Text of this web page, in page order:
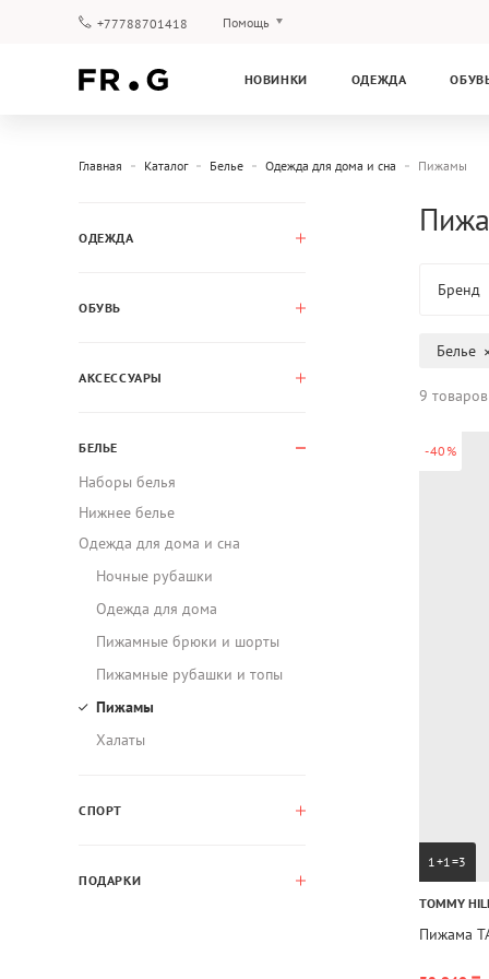
+77788701418 Помощь
Гарантия
НОВИНКИ ОДЕЖДА
Главная Каталог Белье Одежда для дома и сна Пижамы
ОДЕЖДА
ОБУВЬ
АКСЕССУАРЫ
БЕЛЬЕ
Наборы белья
Нижнее белье
Одежда для дома и сна
Ночные рубашки
Одежда для дома
Пижамные брюки и шорты
Пижамные рубашки и топы
Пижамы
Халаты
СПОРТ
ПОДАРКИ
Бренд
Белье
9 товаров
-40%
1+1=3
TOMMY
Пижама